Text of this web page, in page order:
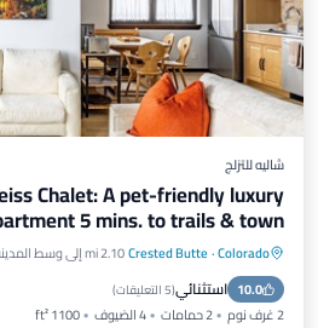
شاليه للتزلج
Chalet: A pet-friendly luxury
5 mins. to trails & town
Colorado
·
Crested Butte2.10 mi إلى وسط المدينة
10.0 استثنائي(5 التعليقات )
2 غرف نوم 2 حمامات 4 الضيوف
1100 ft²
موقف سيارات شرفة / تراس
إنترنت